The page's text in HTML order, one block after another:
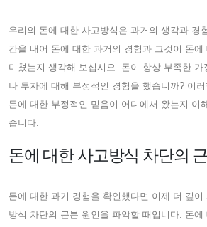
우리의 돈에 대한 사고방식은 과거의 생각과 경
간을 내어 돈에 대한 과거의 경험과 그것이 돈
미쳤는지 생각해 보십시오. 돈이 항상 부족한 가
나 투자에 대해 부정적인 경험을 했습니까? 이
돈에 대한 부정적인 믿음이 어디에서 왔는지 이
습니다.
돈에 대한 사고방식 차단의
돈에 대한 과거 경험을 확인했다면 이제 더 깊
방식 차단의 근본 원인을 파악할 때입니다. 돈